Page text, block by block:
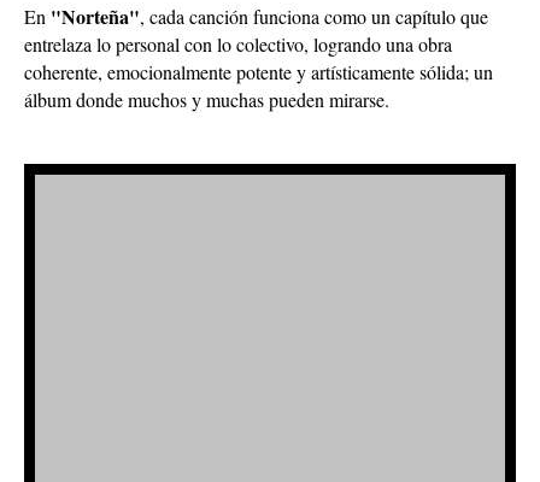
En "Norteña", cada canción funciona como un capítulo que
entrelaza lo personal con lo colectivo, logrando una obra
coherente, emocionalmente potente y artísticamente sólida; un
álbum donde muchos y muchas pueden mirarse.